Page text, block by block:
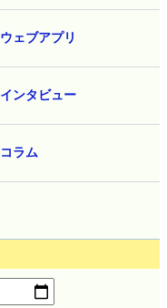
ウェブアプリ
インタビュー
コラム